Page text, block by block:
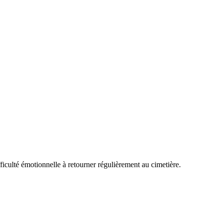
émotionnelle à retourner régulièrement au cimetière.